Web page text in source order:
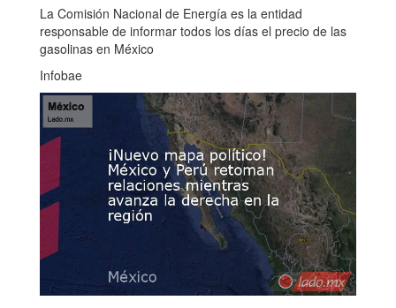
La Comisión Nacional de Energía es la entidad
responsable de informar todos los días el precio de las
gasolinas en México
Infobae